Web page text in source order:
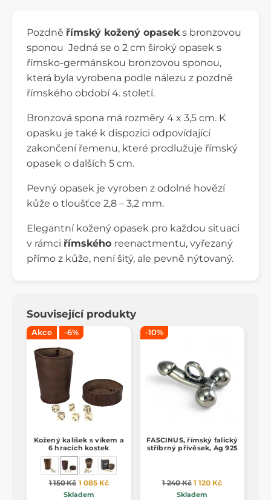
Pozdně římský kožený opasek s bronzovou
sponou Jedná se o 2 cm široký opasek s
římsko-germánskou bronzovou sponou,
která byla vyrobena podle nálezu z pozdně
římského období 4. století.
Bronzová spona má rozměry 4 x 3,5 cm. K
opasku je také k dispozici odpovídající
zakončení řemenu, které prodlužuje římský
opasek o dalších 5 cm.
Pevný opasek je vyroben z odolné hovězí
kůže o tloušťce 2,8 – 3,2 mm.
Elegantní kožený opasek pro každou situaci
v rámci římského reenactmentu, vyřezaný
přímo z kůže, není šitý, ale pevně nýtovaný.
Související produkty
Akce -6%
Kožený kalíšek s víkem a
6 hracích kostek
1 150 Kč 1 085 Kč
Skladem
-10%
FASCINUS, římský falický
stříbrný přívěsek, Ag 925
1 240 Kč 1 120 Kč
Skladem